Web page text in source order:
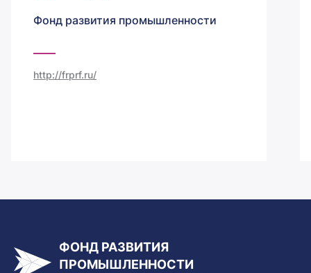
Фонд развития промышленности
http://frprf.ru/
ФОНД РАЗВИТИЯ
ПРОМЫШЛЕННОСТИ